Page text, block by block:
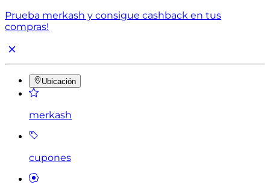
Prueba merkash y consigue cashback en tus
compras!
Ubicación
merkash
cupones